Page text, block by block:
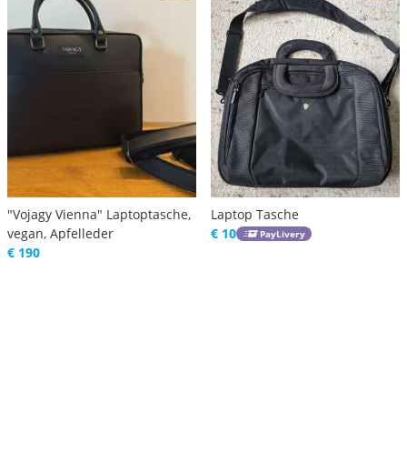
"Vojagy Vienna" Laptoptasche,
vegan, Apfelleder
€ 190
Laptop Tasche
€ 10
PayLivery